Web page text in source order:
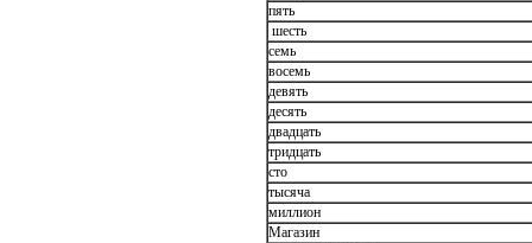
пять
шесть
семь
восемь
девять
десять
двадцать
тридцать
сто
тысяча
миллион
Магазин